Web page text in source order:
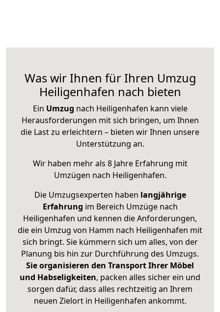
Was wir Ihnen für Ihren Umzug
Heiligenhafen nach bieten
Ein Umzug nach Heiligenhafen kann viele
Herausforderungen mit sich bringen, um Ihnen
die Last zu erleichtern – bieten wir Ihnen unsere
Unterstützung an.
Wir haben mehr als 8 Jahre Erfahrung mit
Umzügen nach Heiligenhafen.
Die Umzugsexperten haben langjährige
Erfahrung im Bereich Umzüge nach
Heiligenhafen und kennen die Anforderungen,
die ein Umzug von Hamm nach Heiligenhafen mit
sich bringt. Sie kümmern sich um alles, von der
Planung bis hin zur Durchführung des Umzugs.
Sie organisieren den Transport Ihrer Möbel
und Habseligkeiten, packen alles sicher ein und
sorgen dafür, dass alles rechtzeitig an Ihrem
neuen Zielort in Heiligenhafen ankommt.